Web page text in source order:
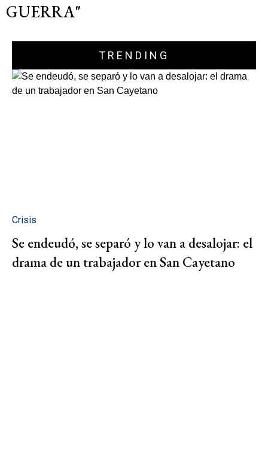
GUERRA"
TRENDING
Crisis
Se endeudó, se separó y lo van a desalojar: el
drama de un trabajador en San Cayetano